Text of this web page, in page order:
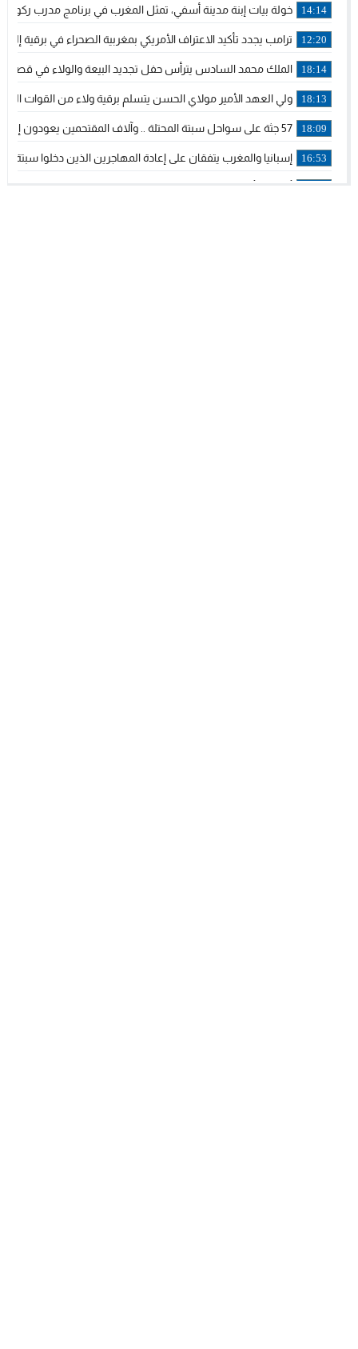
14:14 خولة بيات إبنة مدينة أسفي، تمثل المغرب في برنامج مدرب ركوب
12:20 ترامب يجدد تأكيد الاعتراف الأمريكي بمغربية الصحراء في برقية إلى
18:14 الملك محمد السادس يترأس حفل تجديد البيعة والولاء في قصر
18:13 ولي العهد الأمير مولاي الحسن يتسلم برقية ولاء من القوات
18:09 57 جثة على سواحل سبتة المحتلة .. وآلاف المقتحمين يعودون إلى المغرب
16:53 إسبانيا والمغرب يتفقان على إعادة المهاجرين الذين دخلوا سبتة